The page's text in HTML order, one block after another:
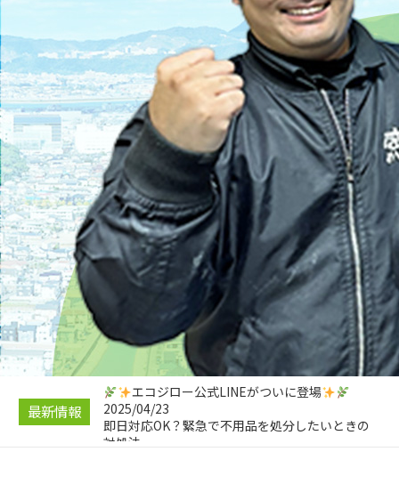
最新情報
遺品整理と不用品回収の違いとは？
2025/04/28
不要品回収の料金相場と安くする5つの裏技｜コ
ツコツ節約！
2025/04/26
エコジロー公式LINEがついに登場
2025/04/23
即日対応OK？緊急で不用品を処分したいときの
対処法